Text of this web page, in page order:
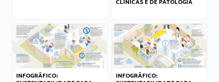
CLÍNICAS E DE PATOLOGIA
INFOGRÁFICO:
INFOGRÁFICO: